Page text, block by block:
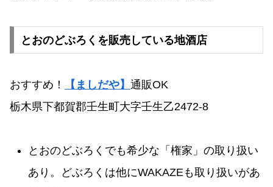
とおのどぶろくを販売している地酒店
おすすめ！ 【ましだや】 通販OK
栃木県下都賀郡壬生町大字壬生乙2472-8
とおのどぶろくでも希少な「権家」の取り扱い
あり。どぶろくは他にWAKAZEも取り扱いがあ